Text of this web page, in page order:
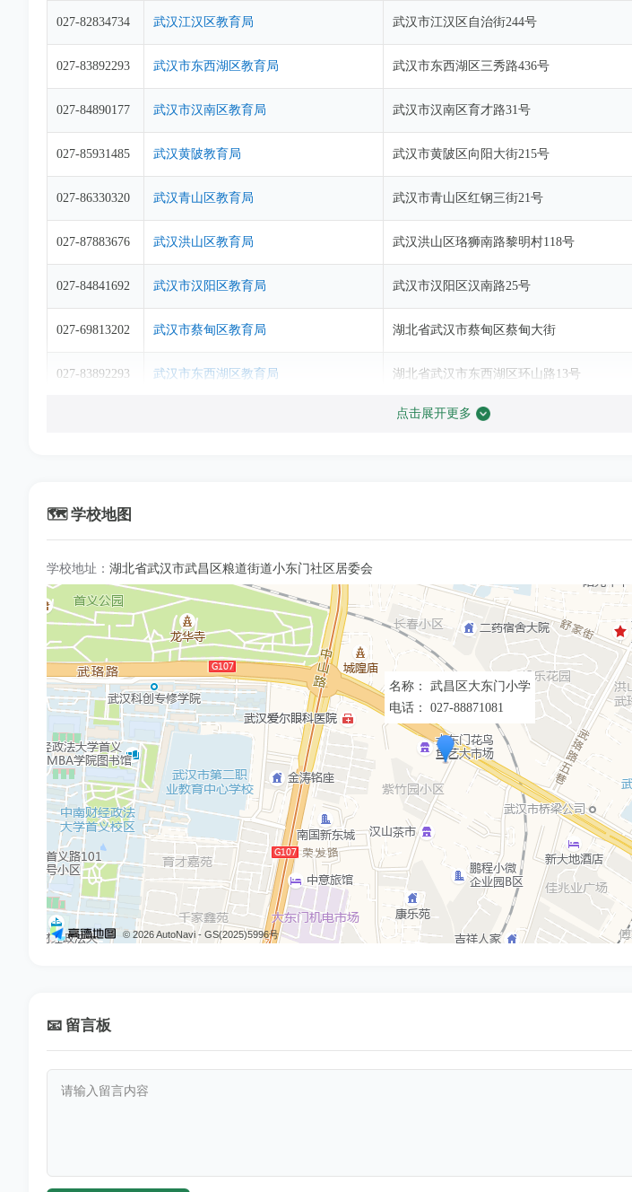
027-82834734 武汉江汉区教育局 武汉市江汉区自治街244号
027-83892293 武汉市东西湖区教育局 武汉市东西湖区三秀路436号
027-84890177 武汉市汉南区教育局 武汉市汉南区育才路31号
027-85931485 武汉黄陂教育局 武汉市黄陂区向阳大街215号
027-86330320 武汉青山区教育局 武汉市青山区红钢三街21号
027-87883676 武汉洪山区教育局 武汉洪山区珞狮南路黎明村118号
027-84841692 武汉市汉阳区教育局 武汉市汉阳区汉南路25号
027-69813202 武汉市蔡甸区教育局 湖北省武汉市蔡甸区蔡甸大街
027-83892293 武汉市东西湖区教育局 湖北省武汉市东西湖区环山路13号
湖北省武汉市江汉区自治街244号
027-86862543
027-81820010 武汉市江夏区教育局 武汉市江夏区齐心花园旁
027-82220407 武汉市江岸区教育局(沿江大道) 湖北省武汉市江岸区沿江大道238号
027-83216641 武汉市东西湖区教育局 武汉市东西湖区三秀路272号
027-83766777 武汉市硚口区教育局 武汉市京汉大道375
027-84841692 武汉市汉阳区教育局 武汉市汉阳区汉南路25号
027-84851374 武汉市汉南区教育局 武汉市纱帽街育才路31号
027-86339916 武汉市青山区教育局教师培训办公室 武汉市红钢三街21
027-86921100 武汉市新洲区教育局 武汉市衡州大街238号
027-87883676 武汉市洪山区教育局 武汉市洪山区珞狮南路黎明村118号迪光大厦
027-82833913
点击展开更多
🗺️ 学校地图
学校地址： 湖北省武汉市武昌区粮道街道小东门社区居委会
名称： 武昌区大东门小学
电话： 027-88871081
© 2026 AutoNavi - GS(2025)5996号
📧 留言板